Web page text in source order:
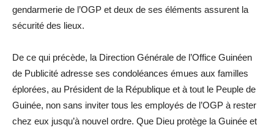
gendarmerie de l’OGP et deux de ses éléments assurent la
sécurité des lieux.
De ce qui précède, la Direction Générale de l’Office Guinéen
de Publicité adresse ses condoléances émues aux familles
éplorées, au Président de la République et à tout le Peuple de
Guinée, non sans inviter tous les employés de l’OGP à rester
chez eux jusqu’à nouvel ordre. Que Dieu protège la Guinée et